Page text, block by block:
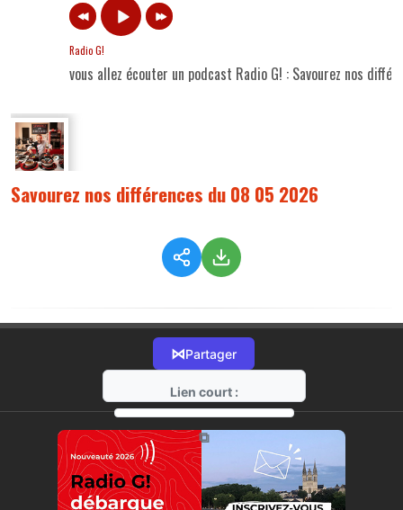
Radio G!
vous allez écouter un podcast Radio G! : Savourez nos
Savourez nos différences du 08 05 2026
⋈Partager
Lien court :
https://radio-g.fr?21989
⧉